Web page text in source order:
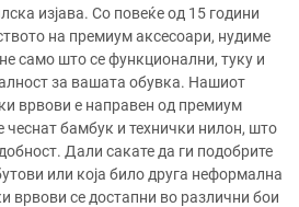
изјава. Со повеќе од 15 години
на премиум аксесоари, нудиме
само што се функционални, туку и
за вашата обувка. Нашиот
врвови е направен од премиум
чеснат бамбук и технички нилон, што
Дали сакате да ги подобрите
или која било друга неформална
врвови се достапни во различни бои